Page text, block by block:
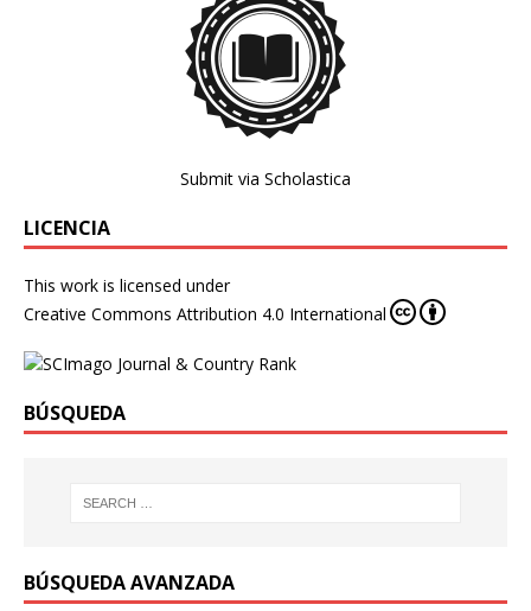
Submit via Scholastica
LICENCIA
This work is licensed under
Creative Commons Attribution 4.0 International
BÚSQUEDA
BÚSQUEDA AVANZADA